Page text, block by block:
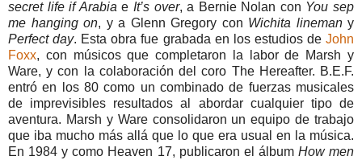
secret life if Arabia e It’s over, a Bernie Nolan con You sep
me hanging on, y a Glenn Gregory con Wichita linemany
Perfect day. Esta obra fue grabada en los estudios deJohn
Foxx, con músicos que completaron la labor de Marsh y
Ware, y con la colaboración del coro The Hereafter. B.E.F.
entró en los 80 como un combinado de fuerzas musicales
de imprevisibles resultados al abordar cualquier tipo de
aventura. Marsh y Ware consolidaron un equipo de trabajo
que iba mucho más allá que lo que era usual en la música.
En 1984 y como Heaven 17, publicaron el álbum How men